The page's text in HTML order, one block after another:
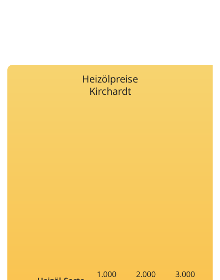
Heizölpreise
Kirchardt
1.000
2.000
3.000